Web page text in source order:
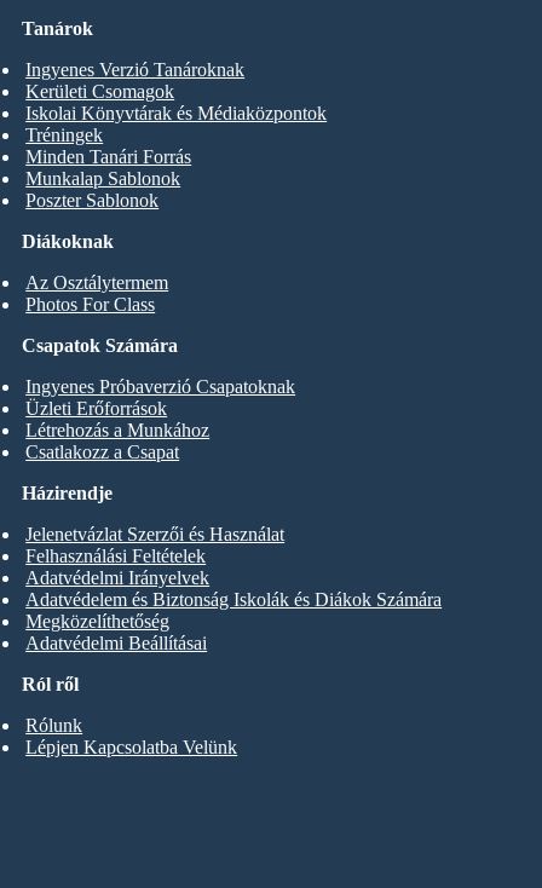
Diákoknak
Az Osztálytermem
Photos For Class
Tanárok
Ingyenes Verzió Tanároknak
Kerületi Csomagok
Iskolai Könyvtárak és Médiaközpontok
Tréningek
Minden Tanári Forrás
Munkalap Sablonok
Poszter Sablonok
Csapatok Számára
Ingyenes Próbaverzió Csapatoknak
Üzleti Erőforrások
Létrehozás a Munkához
Csatlakozz a Csapat
Ról ről
Rólunk
Lépjen Kapcsolatba Velünk
Házirendje
Jelenetvázlat Szerzői és Használat
Felhasználási Feltételek
Adatvédelmi Irányelvek
Adatvédelem és Biztonság Iskolák és Diákok Számára
Megközelíthetőség
Adatvédelmi Beállításai